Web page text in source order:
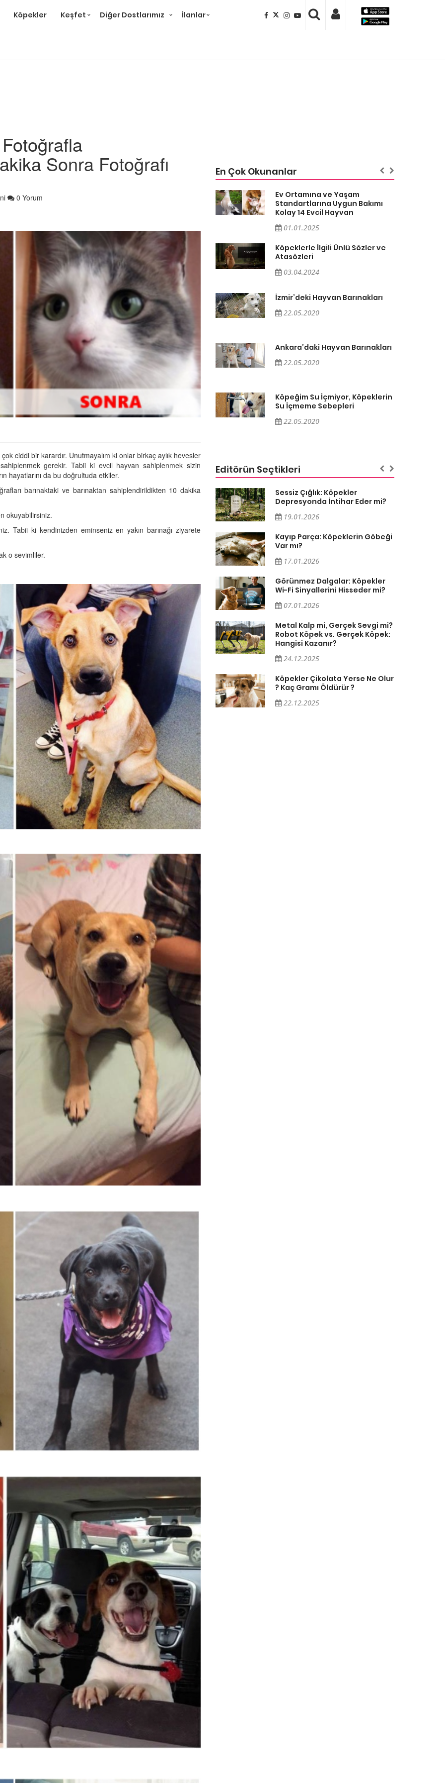
Köpekler Keşfet Diğer Dostlarımız İlanlar
Sonra Fotoğrafı
0 Yorum
ciddi bir karardır. Unutmayalım ki onlar birkaç aylık hevesler
gerekir. Tabii ki evcil hayvan sahiplenmek sizin
hayatlarını da bu doğrultuda etkiler.
barınaktaki ve barınaktan sahiplendirildikten 10 dakika
okuyabilirsiniz.
Tabii ki kendinizden eminseniz en yakın barınağı ziyarete
o sevimliler.
En Çok Okunanlar
Köpeklerle İlgili Ünlü Sözler ve
Atasözleri
03.04.2024
İzmir’deki Hayvan Barınakları
22.05.2020
Ankara’daki Hayvan Barınakları
22.05.2020
Köpeğim Su İçmiyor, Köpeklerin
Su İçmeme Sebepleri
Ev Ortamına ve Yaşam
Standartlarına Uygun Bakımı
Kolay 14 Evcil Hayvan
01.01.2025
Köpeklerle İlgili Ünlü Sözler ve
Atasözleri
03.04.2024
İzmir’deki Hayvan Barınakları
22.05.2020
Ankara’daki Hayvan Barınakları
22.05.2020
Köpeğim Su İçmiyor, Köpeklerin
Su İçmeme Sebepleri
22.05.2020
Editörün Seçtikleri
ve
Köpeklerde Kulak ve Göz
Köpek Sporları: Agility Nedir?
Ev Yapımı Köpek Mamaları:
Sağlıklı Tarifler ve Bilmeniz
Gerekenler
11.10.2025
Oyun ve Eğitim: “Köpekler İçin
Zeka Geliştirici Oyunlar”
09.10.2025
Köpeklerin mi Ağızları Daha
Temiz, İnsanların mı? Bilim Ne
Diyor?
05.10.2025
Sessiz Çığlık: Köpekler
Depresyonda İntihar Eder mi?
19.01.2026
Kayıp Parça: Köpeklerin Göbeği
Var mı?
17.01.2026
Görünmez Dalgalar: Köpekler
Wi-Fi Sinyallerini Hisseder mi?
07.01.2026
Metal Kalp mi, Gerçek Sevgi mi?
Robot Köpek vs. Gerçek Köpek:
Hangisi Kazanır?
24.12.2025
Köpekler Çikolata Yerse Ne Olur
? Kaç Gramı Öldürür ?
22.12.2025